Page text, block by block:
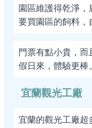
園區維護得乾淨
要買園區的飼料，
門票有點小貴，
假日來，體驗更棒。
宜蘭觀光工廠
宜蘭的觀光工廠超